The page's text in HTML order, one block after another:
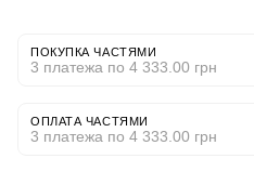
ПОКУПКА ЧАСТЯМИ
3 платежа по 4 333.00 грн
ОПЛАТА ЧАСТЯМИ
3 платежа по 4 333.00 грн